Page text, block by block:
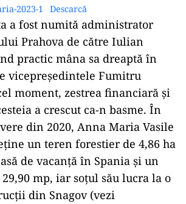
2023-1 Descarcă
a fost numită administrator
Prahova de către Iulian
practic mâna sa dreaptă în
vicepreședintele Fumitru
moment, zestrea financiară și
a crescut ca-n basme. În
din 2020, Anna Maria Vasile
un teren forestier de 4,86 ha
de vacanță în Spania și un
mp, iar soțul său lucra la o
din Snagov (vezi